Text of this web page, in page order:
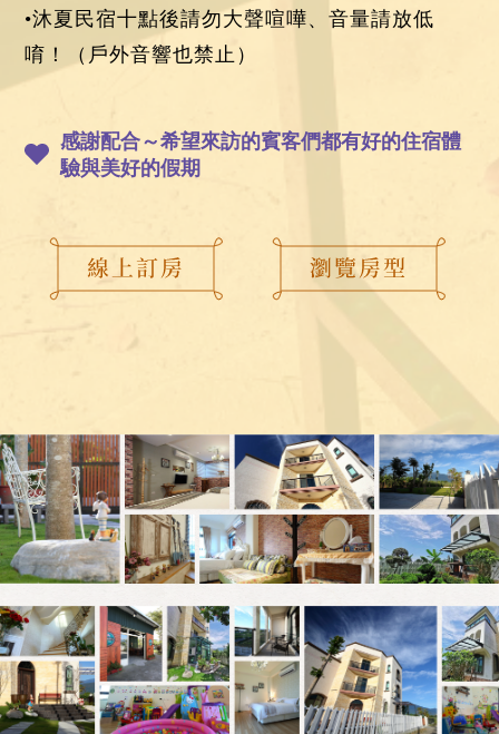
•沐夏民宿十點後請勿大聲喧嘩、音量請放低
唷！（戶外音響也禁止）
感謝配合～希望來訪的賓客們都有好的住宿體
驗與美好的假期